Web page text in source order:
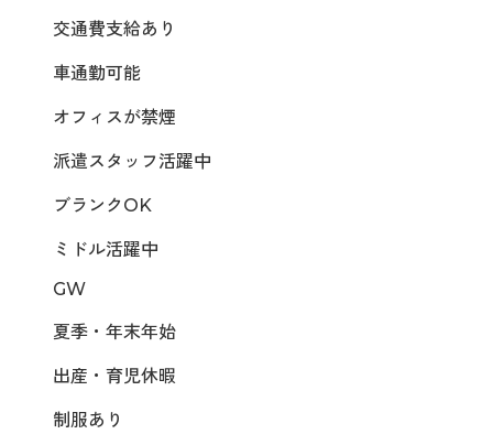
交通費支給あり
車通勤可能
オフィスが禁煙
派遣スタッフ活躍中
ブランクOK
ミドル活躍中
GW
夏季・年末年始
出産・育児休暇
制服あり